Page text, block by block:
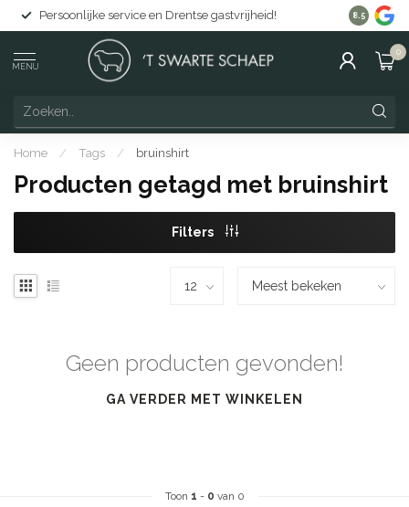
Persoonlijke service en Drentse gastvrijheid! Gratis
8.5
MENU
0
Home / Tags / bruinshirt
Producten getagd met bruinshirt
Filters
Geen producten gevonden!
GA VERDER MET WINKELEN
Toon 1 - 0 van 0